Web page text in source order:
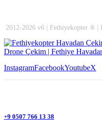
2012-2026 v6 | Fethiyekopter ® |
InstagramFacebookYoutubeX
+9 0507 766 13 38